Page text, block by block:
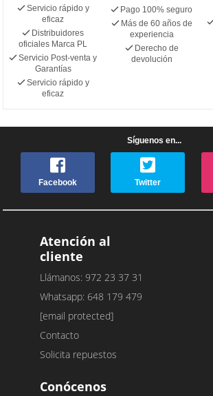
Servicio rápido y
eficaz
Distribuidores
oficiales Marca PL
Servicio Post-venta y
Garantías
Servicio rápido y
eficaz
Pago 100% seguro
Más de 60 años de
experiencia
Derecho de
devolución
Síguenos en...
Facebook Twitter
Atención al
cliente
Llámanos: 972 23 37 31
Whatsapp: 648 179 479
[email protected]
Contacto
Solicita repuestos
Conócenos